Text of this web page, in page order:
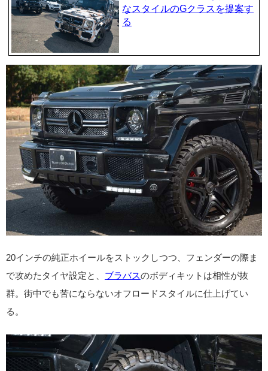
なスタイルのGクラスを提案す
る
20インチの純正ホイールをストックしつつ、フェンダーの際ま
で攻めたタイヤ設定と、 ブラバスのボディキットは相性が抜
群。街中でも苦にならないオフロードスタイルに仕上げてい
る。